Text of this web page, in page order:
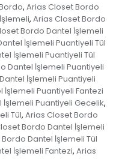
, Arias Closet Bordo
, Arias Closet Bordo
Bordo Dantel İşlemeli
İşlemeli Puantiyeli Tül
İşlemeli Puantiyeli Tül
Dantel İşlemeli Puantiyeli
İşlemeli Puantiyeli
Puantiyeli Fantezi
Puantiyeli Gecelik,
Tül, Arias Closet Bordo
Bordo Dantel İşlemeli
Dantel İşlemeli Tül
İşlemeli Fantezi, Arias